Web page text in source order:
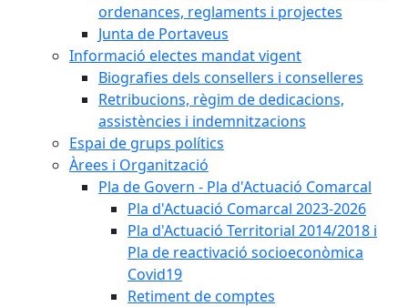
ordenances, reglaments i projectes
Junta de Portaveus
Informació electes mandat vigent
Biografies dels consellers i conselleres
Retribucions, règim de dedicacions,
assistències i indemnitzacions
Espai de grups polítics
Àrees i Organització
Pla de Govern - Pla d'Actuació Comarcal
Pla d'Actuació Comarcal 2023-2026
Pla d'Actuació Territorial 2014/2018 i
Pla de reactivació socioeconòmica
Covid19
Retiment de comptes